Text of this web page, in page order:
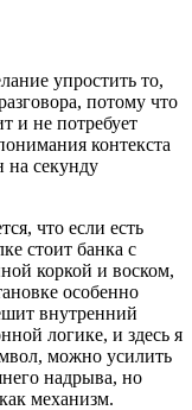
упростить то,
потому что
и не потребует
контекста
секунду
что если есть
стоит банка с
коркой и воском,
особенно
внутренний
логике, и здесь я
можно усилить
надрыва, но
механизм.